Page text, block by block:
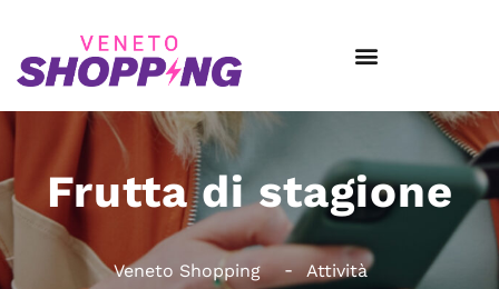
Frutta di stagione
Veneto Shopping
Attività